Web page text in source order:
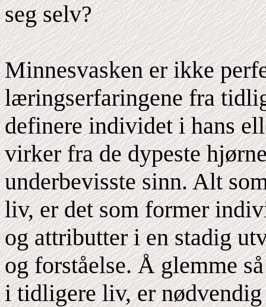
seg selv?
Minnesvasken er ikke
læringserfaringene fra
definere individet i hans
virker fra de dypeste
underbevisste sinn. Alt
liv, er det som former
og attributter i en stadig
og forståelse. Å glemme
i tidligere liv, er